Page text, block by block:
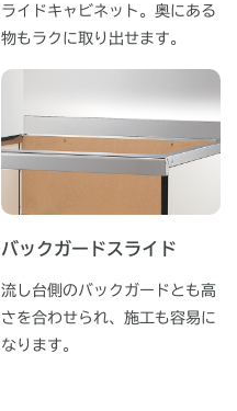
ライドキャビネット。奥にある
物もラクに取り出せます。
バックガードスライド
流し台側のバックガードとも高
さを合わせられ、施工も容易に
なります。